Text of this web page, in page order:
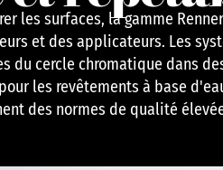
les surfaces, la gamme
et des applicateurs. Les
du cercle chromatique dans
les revêtements à base
des normes de qualité